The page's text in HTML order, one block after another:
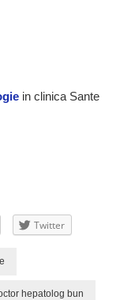
in clinica Sante
Twitter
hepatolog bun